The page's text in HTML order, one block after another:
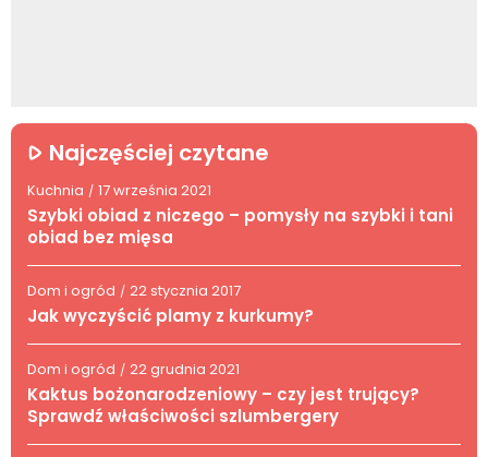
Najczęściej czytane
Kuchnia / 17 września 2021
Szybki obiad z niczego – pomysły na szybki i tani
obiad bez mięsa
Dom i ogród / 22 stycznia 2017
Jak wyczyścić plamy z kurkumy?
Dom i ogród / 22 grudnia 2021
Kaktus bożonarodzeniowy – czy jest trujący?
Sprawdź właściwości szlumbergery